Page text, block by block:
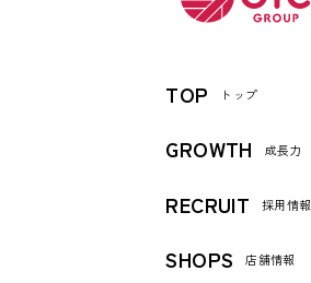
TOP トップ
GROWTH 成長力
RECRUIT 採用情報
SHOPS 店舗情報